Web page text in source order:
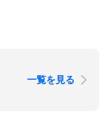
一覧を見る